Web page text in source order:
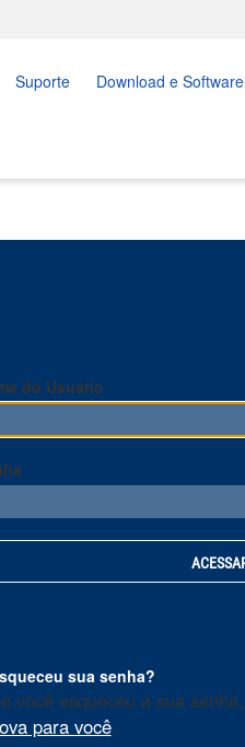
Suporte Download e Software
do Usuário
sua senha?
você esqueceu a sua senha,
para você.